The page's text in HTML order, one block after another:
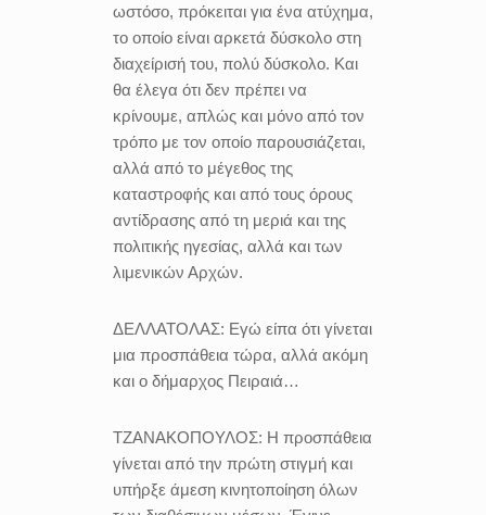
ωστόσο, πρόκειται για ένα ατύχημα,
το οποίο είναι αρκετά δύσκολο στη
διαχείρισή του, πολύ δύσκολο. Και
θα έλεγα ότι δεν πρέπει να
κρίνουμε, απλώς και μόνο από τον
τρόπο με τον οποίο παρουσιάζεται,
αλλά από το μέγεθος της
καταστροφής και από τους όρους
αντίδρασης από τη μεριά και της
πολιτικής ηγεσίας, αλλά και των
λιμενικών Αρχών.
ΔΕΛΛΑΤΟΛΑΣ: Εγώ είπα ότι γίνεται
μια προσπάθεια τώρα, αλλά ακόμη
και ο δήμαρχος Πειραιά…
ΤΖΑΝΑΚΟΠΟΥΛΟΣ: Η προσπάθεια
γίνεται από την πρώτη στιγμή και
υπήρξε άμεση κινητοποίηση όλων